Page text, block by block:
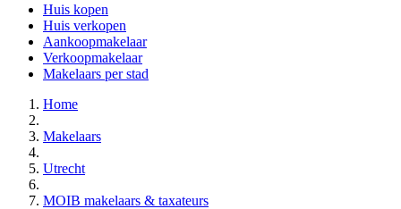
Huis kopen
Huis verkopen
Aankoopmakelaar
Verkoopmakelaar
Makelaars per stad
Home
Makelaars
Utrecht
MOIB makelaars & taxateurs